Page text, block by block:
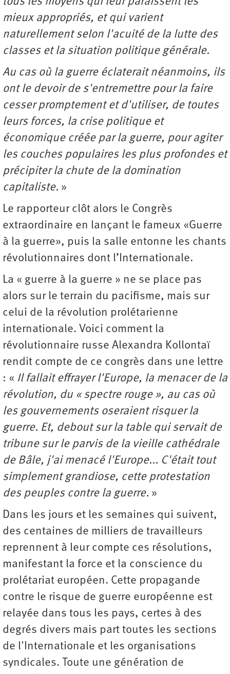
mieux appropriés, et qui varient
naturellement selon l'acuité de la lutte des
classes et la situation politique générale.
Au cas où la guerre éclaterait néanmoins, ils
ont le devoir de s'entremettre pour la faire
cesser promptement et d'utiliser, de toutes
leurs forces, la crise politique et
économique créée par la guerre, pour agiter
les couches populaires les plus profondes et
précipiter la chute de la domination
capitaliste. »
Le rapporteur clôt alors le Congrès
extraordinaire en lançant le fameux «Guerre
à la guerre», puis la salle entonne les chants
révolutionnaires dont l’Internationale.
La « guerre à la guerre » ne se place pas
alors sur le terrain du pacifisme, mais sur
celui de la révolution prolétarienne
internationale. Voici comment la
révolutionnaire russe Alexandra Kollontaï
rendit compte de ce congrès dans une lettre
: « Il fallait effrayer l'Europe, la menacer de la
révolution, du « spectre rouge », au cas où
les gouvernements oseraient risquer la
guerre. Et, debout sur la table qui servait de
tribune sur le parvis de la vieille cathédrale
de Bâle, j'ai menacé l'Europe... C'était tout
simplement grandiose, cette protestation
des peuples contre la guerre. »
Dans les jours et les semaines qui suivent,
des centaines de milliers de travailleurs
reprennent à leur compte ces résolutions,
manifestant la force et la conscience du
prolétariat européen. Cette propagande
contre le risque de guerre européenne est
relayée dans tous les pays, certes à des
degrés divers mais part toutes les sections
de l'Internationale et les organisations
syndicales. Toute une génération de